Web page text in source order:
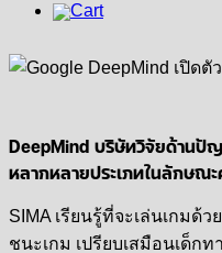
DeepMind บริษัทวิจัยด้านปั
หลากหลายประเภทในลักษณ
SIMA เรียนรู้ที่จะเล่นเกมด้
ชนะเกม เปรียบเสมือนเด็ก